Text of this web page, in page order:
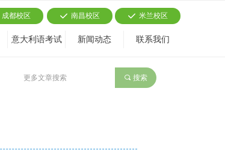
意大利语考试 新闻动态 联系我们
成都校区 끳 南昌校区 끳 米兰校区
끠 搜索